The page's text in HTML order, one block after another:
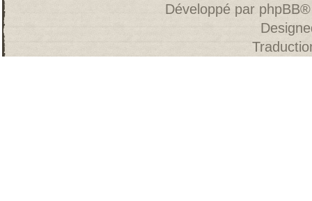
Développé par phpBB®